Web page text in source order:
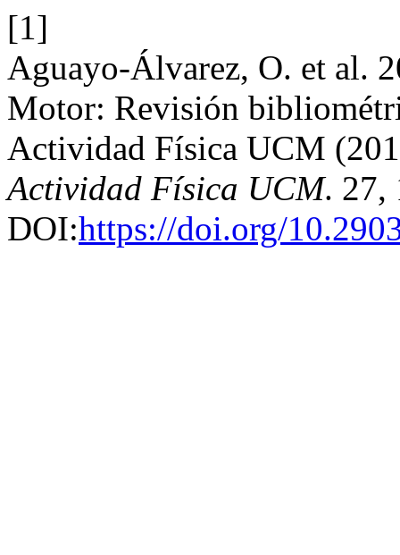
[1]
Aguayo-Álvarez, O. et al.
Motor: Revisión
Actividad Física UCM
Actividad Física UCM. 27,
DOI:https://doi.org/